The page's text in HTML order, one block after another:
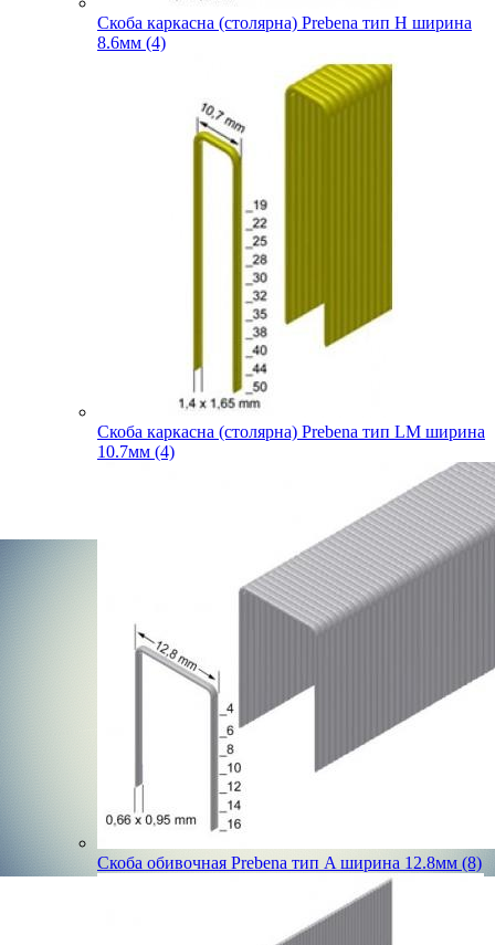
Скоба каркасна (столярна) Prebena тип H ширина
8.6мм (4)
Скоба каркасна (столярна) Prebena тип LM ширина
10.7мм (4)
Скоба обивочная Prebena тип A ширина 12.8мм (8)